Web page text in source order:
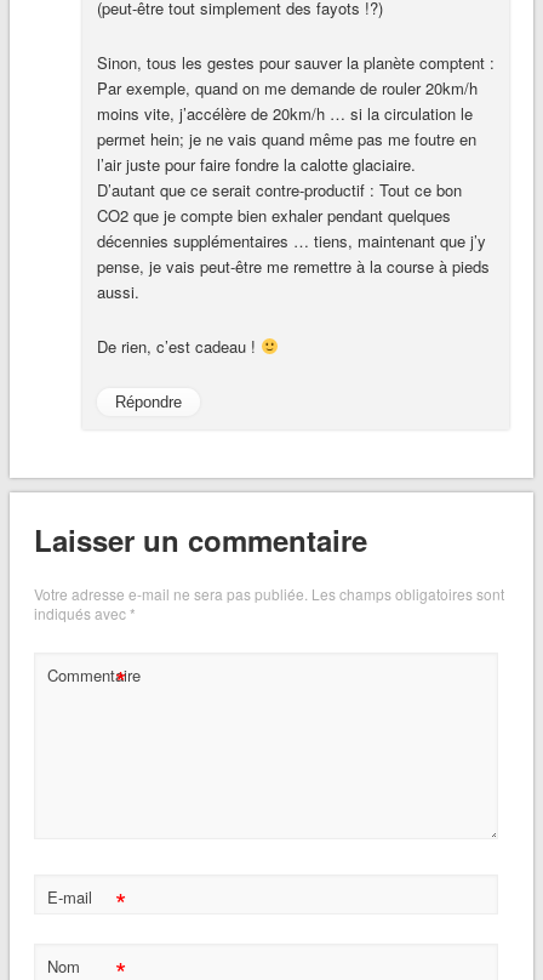
(peut-être tout simplement des fayots !?)
Sinon, tous les gestes pour sauver la planète comptent :
Par exemple, quand on me demande de rouler 20km/h
moins vite, j’accélère de 20km/h … si la circulation le
permet hein; je ne vais quand même pas me foutre en
l’air juste pour faire fondre la calotte glaciaire.
D’autant que ce serait contre-productif : Tout ce bon
CO2 que je compte bien exhaler pendant quelques
décennies supplémentaires … tiens, maintenant que j’y
pense, je vais peut-être me remettre à la course à pieds
aussi.
De rien, c’est cadeau !
Répondre
Laisser un commentaire
Votre adresse e-mail ne sera pas publiée. Les champs obligatoires sont
indiqués avec*
Commentaire
*
E-mail *
Nom